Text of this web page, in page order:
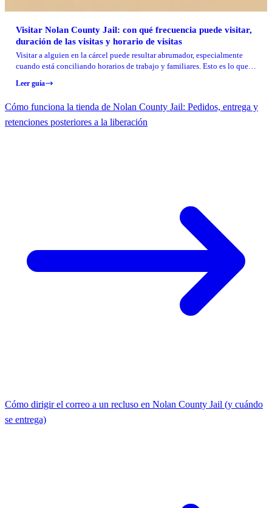
Visitar Nolan County Jail: con qué frecuencia puede visitar,
duración de las visitas y horario de visitas
Visitar a alguien en la cárcel puede resultar abrumador, especialmente
cuando está conciliando horarios de trabajo y familiares. Esto es lo que
reclusos son elegibles para visitas, con qué frecuencia puede venir,
Leer guía
Cómo funciona la tienda de Nolan County Jail: Pedidos, entrega y
retenciones posteriores a la liberación
Cómo dirigir el correo a un recluso en Nolan County Jail (y cuándo
se entrega)